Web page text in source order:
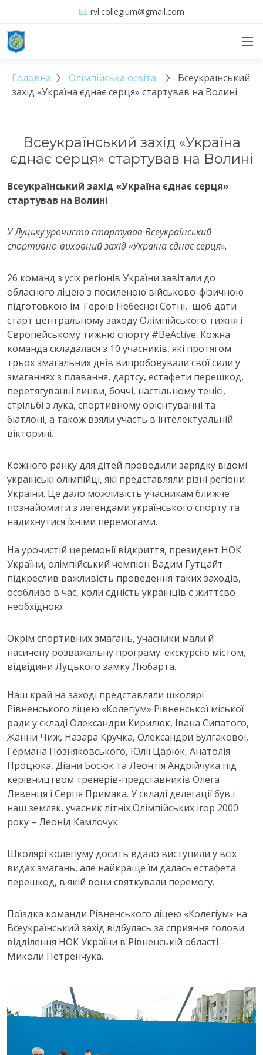
rvl.collegium@gmail.com
Головна Олімпійська освіта.
Всеукраїнський
захід «Україна єднає серця» стартував на Волині
Всеукраїнський захід «Україна
єднає серця» стартував на Волині
Всеукраїнський захід «Україна єднає серця»
стартував на Волині
У Луцьку урочисто стартував Всеукраїнський
спортивно-виховний захід «Україна єднає серця».
26 команд з усіх регіонів України завітали до
обласного ліцею з посиленою військово-фізичною
підготовкою ім. Героїв Небесної Сотні, щоб дати
старт центральному заходу Олімпійського тижня і
Європейському тижню спорту #BeActive. Кожна
команда складалася з 10 учасників, які протягом
трьох змагальних днів випробовували свої сили у
змаганнях з плавання, дартсу, естафети перешкод,
перетягуванні линви, боччі, настільному тенісі,
стрільбі з лука, спортивному орієнтуванні та
біатлоні, а також взяли участь в інтелектуальній
вікторині.
Кожного ранку для дітей проводили зарядку відомі
українські олімпійці, які представляли різні регіони
України. Це дало можливість учасникам ближче
познайомити з легендами українського спорту та
надихнутися їхніми перемогами.
На урочистій церемонії відкриття, президент НОК
України, олімпійський чемпіон Вадим Гутцайт
підкреслив важливість проведення таких заходів,
особливо в час, коли єдність українців є життєво
необхідною.
Окрім спортивних змагань, учасники мали й
насичену розважальну програму: екскурсію містом,
відвідини Луцького замку Любарта.
Наш край на заході представляли школярі
Рівненського ліцею «Колегіум» Рівненської міської
ради у складі Олександри Кирилюк, Івана Сипатого,
Жанни Чиж, Назара Кручка, Олександри Булгакової,
Германа Позняковського, Юлії Царюк, Анатолія
Процюка, Діани Босюк та Леонтія Андрійчука під
керівництвом тренерів-представників Олега
Левенця і Сергія Примака. У складі делегації був і
наш земляк, учасник літніх Олімпійських ігор 2000
року – Леонід Камлочук.
Школярі колегіуму досить вдало виступили у всіх
видах змагань, але найкраще їм далась естафета
перешкод, в якій вони святкували перемогу.
Поїздка команди Рівненського ліцею «Колегіум» на
Всеукраїнський захід відбулась за сприяння голови
відділення НОК України в Рівненській області –
Миколи Петренчука.